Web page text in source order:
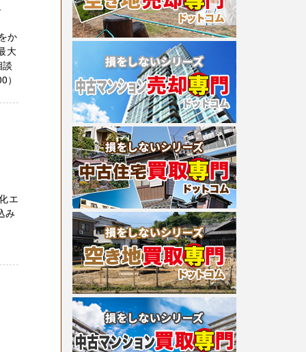
か
大
エ
み